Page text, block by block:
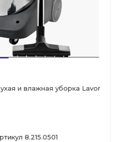
и влажная уборка Lavor
8.215.0501